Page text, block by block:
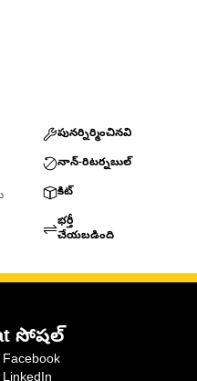
పునర్నిర్మించినవి
నాన్-రిటర్నబుల్
కిట్
భర్తీ
చేయబడింది
సోషల్
Facebook